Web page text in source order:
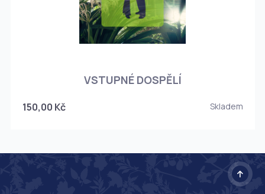
VSTUPNÉ DOSPĚLÍ
150,00 Kč Skladem